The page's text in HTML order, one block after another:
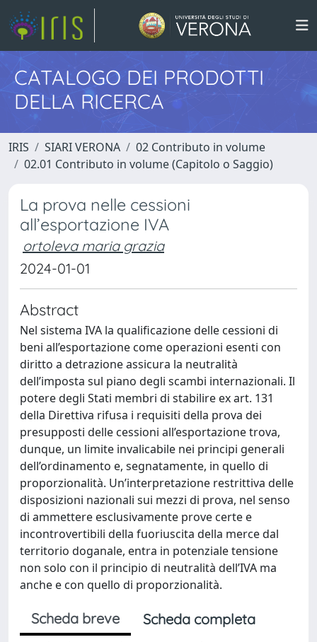
CATALOGO DEI PRODOTTI
DELLA RICERCA
IRIS SIARI VERONA
02 Contributo in volume
02.01 Contributo in volume (Capitolo o Saggio)
La prova nelle cessioni
all’esportazione IVA
ortoleva maria grazia
2024-01-01
Abstract
Nel sistema IVA la qualificazione delle cessioni di
beni all’esportazione come operazioni esenti con
diritto a detrazione assicura la neutralità
dell’imposta sul piano degli scambi internazionali. Il
potere degli Stati membri di stabilire ex art. 131
della Direttiva rifusa i requisiti della prova dei
presupposti delle cessioni all’esportazione trova,
dunque, un limite invalicabile nei principi generali
dell’ordinamento e, segnatamente, in quello di
proporzionalità. Un’interpretazione restrittiva delle
disposizioni nazionali sui mezzi di prova, nel senso
di ammettere esclusivamente prove certe e
incontrovertibili della fuoriuscita della merce dal
territorio doganale, entra in potenziale tensione
non solo con il principio di neutralità dell’IVA ma
anche e con quello di proporzionalità.
Scheda breve
Scheda completa